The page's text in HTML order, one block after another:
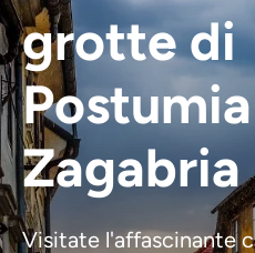
grotte di
Zagabria
Visitate l'affascinante